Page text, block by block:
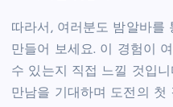
따라서, 여러분도 밤알바를
만들어 보세요. 이 경험이
수 있는지 직접 느낄 것입
만남을 기대하며 도전의 첫